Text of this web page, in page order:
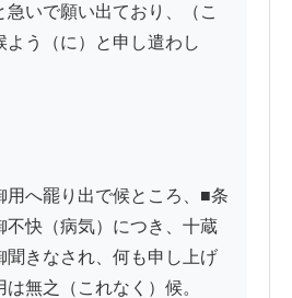
急いで願い出ており、（こ
よう（に）と申し遣わし
用へ罷り出で候ところ、■条
不快（病気）につき、十蔵
聞きなされ、何も申し上げ
は無之（これなく）候。